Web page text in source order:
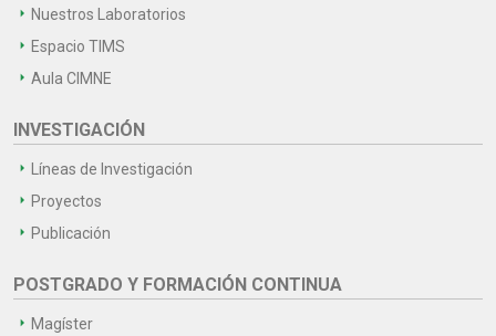
Nuestros Laboratorios
Espacio TIMS
Aula CIMNE
INVESTIGACIÓN
Líneas de Investigación
Proyectos
Publicación
POSTGRADO Y FORMACIÓN CONTINUA
Magíster